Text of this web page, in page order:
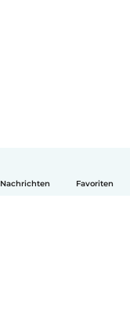
Nachrichten Favoriten